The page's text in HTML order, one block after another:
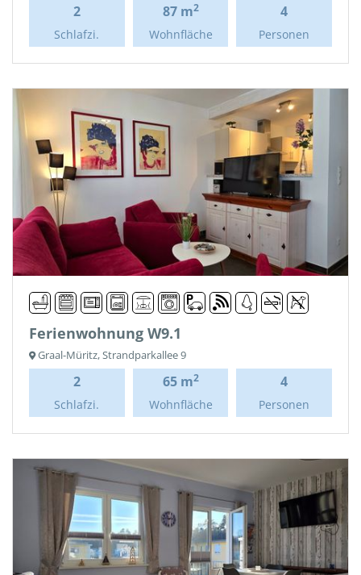
2
Schlafzi.
87 m2
Wohnfläche
4
Personen
Ferienwohnung W9.1
Graal-Müritz, Strandparkallee 9
2
Schlafzi.
65 m2
Wohnfläche
4
Personen